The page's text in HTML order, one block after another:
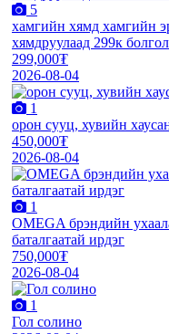
5
хамгийн хямд хамгийн
хямдруулаад 299к
299,000₮
2026-08-04
1
орон сууц, хувийн
450,000₮
2026-08-04
1
OMEGA брэндийн
баталгаатай ирдэг
750,000₮
2026-08-04
1
Гол солино